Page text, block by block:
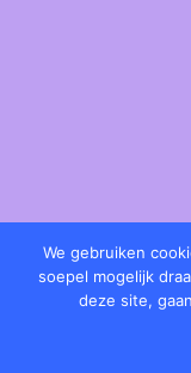
We gebruiken
soepel mogelijk
deze site,